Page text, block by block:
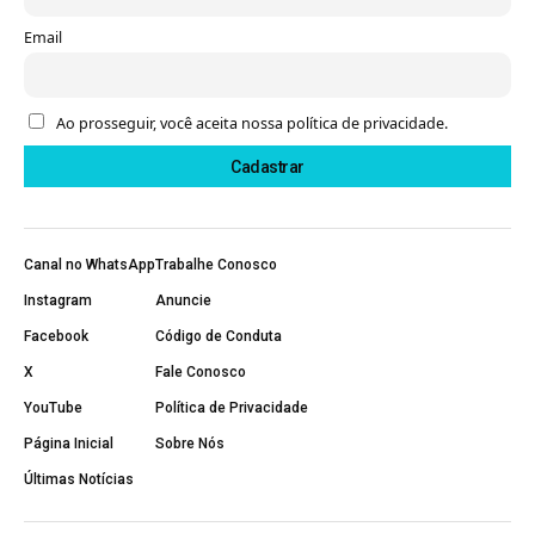
Email
Ao prosseguir, você aceita nossa política de privacidade.
Canal no WhatsApp
Instagram
Facebook
X
YouTube
Página Inicial
Últimas Notícias
Trabalhe Conosco
Anuncie
Código de Conduta
Fale Conosco
Política de Privacidade
Sobre Nós